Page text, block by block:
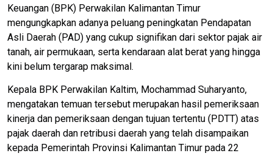
Keuangan (BPK) Perwakilan Kalimantan Timur
mengungkapkan adanya peluang peningkatan Pendapatan
Asli Daerah (PAD) yang cukup signifikan dari sektor pajak air
tanah, air permukaan, serta kendaraan alat berat yang hingga
kini belum tergarap maksimal.
Kepala BPK Perwakilan Kaltim, Mochammad Suharyanto,
mengatakan temuan tersebut merupakan hasil pemeriksaan
kinerja dan pemeriksaan dengan tujuan tertentu (PDTT) atas
pajak daerah dan retribusi daerah yang telah disampaikan
kepada Pemerintah Provinsi Kalimantan Timur pada 22